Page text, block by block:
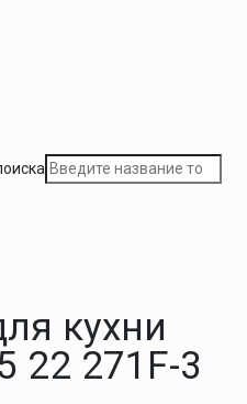
кухни
22 271F-3